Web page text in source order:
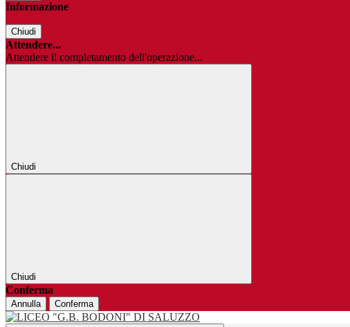
Informazione
Chiudi
Attendere...
Attendere il completamento dell'operazione...
Chiudi
Chiudi
Conferma
Annulla Conferma